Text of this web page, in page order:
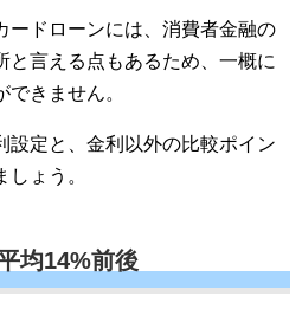
ードローンには、消費者金融の
と言える点もあるため、一概に
きません。
設定と、金利以外の比較ポイン
しょう。
均14%前後